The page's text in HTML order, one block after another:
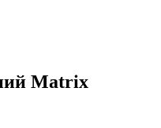
Matrix